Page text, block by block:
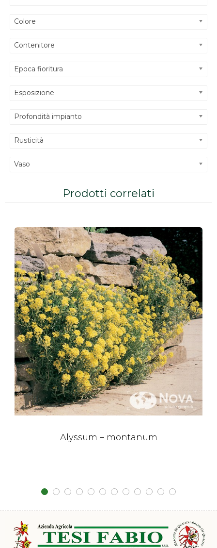
Colore
Contenitore
Epoca fioritura
Esposizione
Profondità impianto
Rusticità
Vaso
Prodotti correlati
Alyssum – montanum